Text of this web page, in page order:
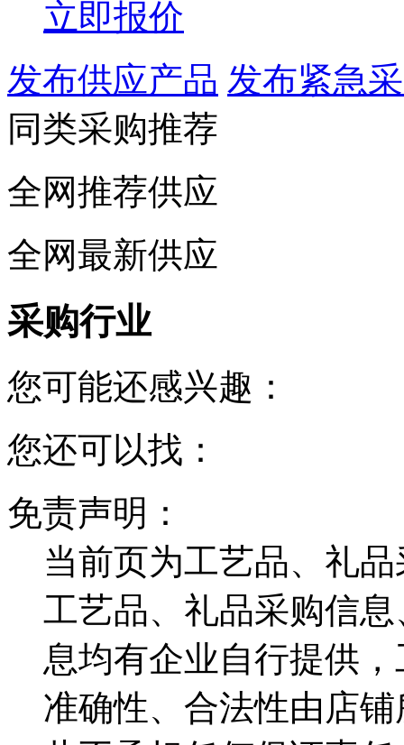
立即报价
发布供应产品 发布紧急
同类采购推荐
全网推荐供应
全网最新供应
采购行业
您可能还感兴趣：
您还可以找：
免责声明：
当前页为工艺品、礼
工艺品、礼品采购信
息均有企业自行提供
准确性、合法性由店